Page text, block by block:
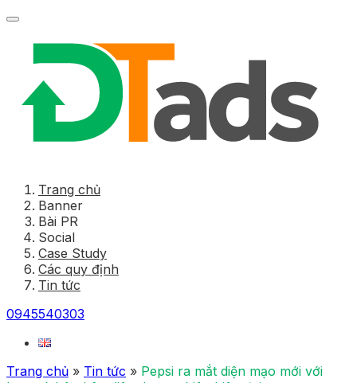
Trang chủ
Banner
Bài PR
Social
Case Study
Các quy định
Tin tức
0945540303
Trang chủ » Tin tức » Pepsi ra mắt diện mạo mới với